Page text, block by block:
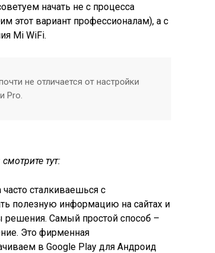
начать не с процесса
этот вариант профессионалам), а с
Mi WiFi.
не отличается от настройки
Pro.
тут:
сталкиваешься с
полезную информацию на сайтах и
Самый простой способ –
Это фирменная
в Google Play для Андроид